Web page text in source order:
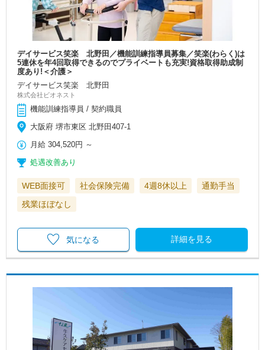
デイサービス笑楽 北野田／機能訓練指導員募集／笑楽(わらく)は
5連休を年4回取得できるのでプライベートも充実!資格取得助成制
度あり!＜介護＞
デイサービス笑楽 北野田
株式会社ビオネスト
機能訓練指導員 / 契約職員
大阪府 堺市東区 北野田407-1
月給 304,520円 ～
処遇改善あり
WEB面接可 社会保険完備 4週8休以上
通勤手当
残業ほぼなし
詳細を見る
気になる